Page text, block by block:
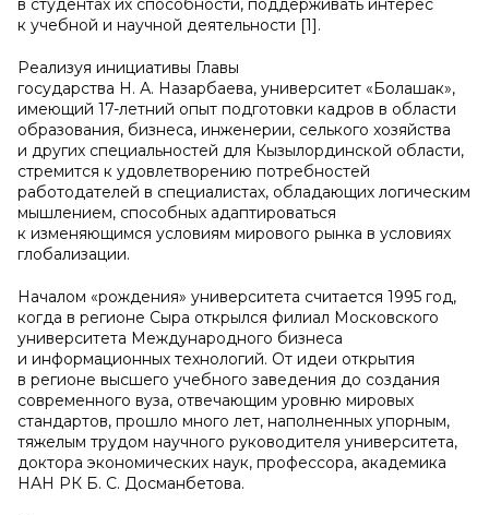
в студентах их способности, поддерживать интерес
к учебной и научной деятельности [1].
Реализуя инициативы Главы
государства Н. А. Назарбаева, университет «Болашак»,
имеющий 17-летний опыт подготовки кадров в области
образования, бизнеса, инженерии, селького хозяйства
и других специальностей для Кызылординской области,
стремится к удовлетворению потребностей
работодателей в специалистах, обладающих логическим
мышлением, способных адаптироваться
к изменяющимся условиям мирового рынка в условиях
глобализации.
Началом «рождения» университета считается 1995 год,
когда в регионе Сыра открылся филиал Московского
университета Международного бизнеса
и информационных технологий. От идеи открытия
в регионе высшего учебного заведения до создания
современного вуза, отвечающим уровню мировых
стандартов, прошло много лет, наполненных упорным,
тяжелым трудом научного руководителя университета,
доктора экономических наук, профессора, академика
НАН РК Б. С. Досманбетова.